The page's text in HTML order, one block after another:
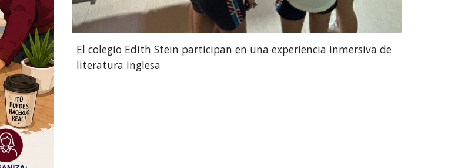
El colegio Edith Stein participan en una experiencia inmersiva de
literatura inglesa